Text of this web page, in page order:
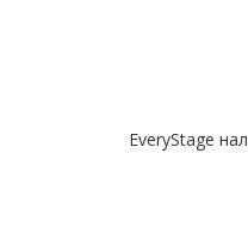
EveryStage